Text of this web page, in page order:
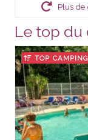
Plus de
Le top du
TOP CAMPING